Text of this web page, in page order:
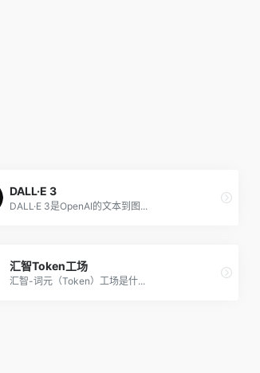
DALL·E 3
DALL·E 3是OpenAI的文本到图...
汇智Token工场
汇智-词元（Token）工场是什...